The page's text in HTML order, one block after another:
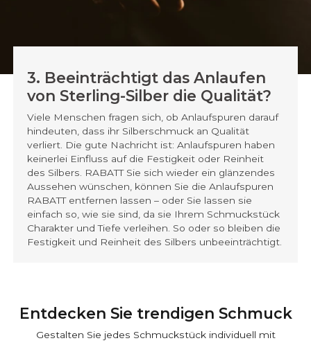
3. Beeinträchtigt das Anlaufen
von Sterling-Silber die Qualität?
Viele Menschen fragen sich, ob Anlaufspuren darauf
hindeuten, dass ihr Silberschmuck an Qualität
verliert. Die gute Nachricht ist: Anlaufspuren haben
keinerlei Einfluss auf die Festigkeit oder Reinheit
des Silbers. RABATT Sie sich wieder ein glänzendes
Aussehen wünschen, können Sie die Anlaufspuren
RABATT entfernen lassen – oder Sie lassen sie
einfach so, wie sie sind, da sie Ihrem Schmuckstück
Charakter und Tiefe verleihen. So oder so bleiben die
Festigkeit und Reinheit des Silbers unbeeinträchtigt.
Entdecken Sie trendigen Schmuck
Gestalten Sie jedes Schmuckstück individuell mit